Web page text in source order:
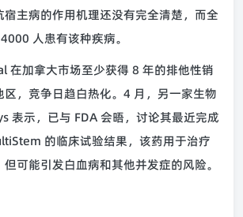
主病的作用机理还没有完全清楚，而全
人患有该种疾病。
在加拿大市场至少获得 8 年的排他性销
，竞争日趋白热化。4 月，另一家生物
表示，已与 FDA 会晤，讨论其最近完成
的临床试验结果，该药用于治疗
可能引发白血病和其他并发症的风险。